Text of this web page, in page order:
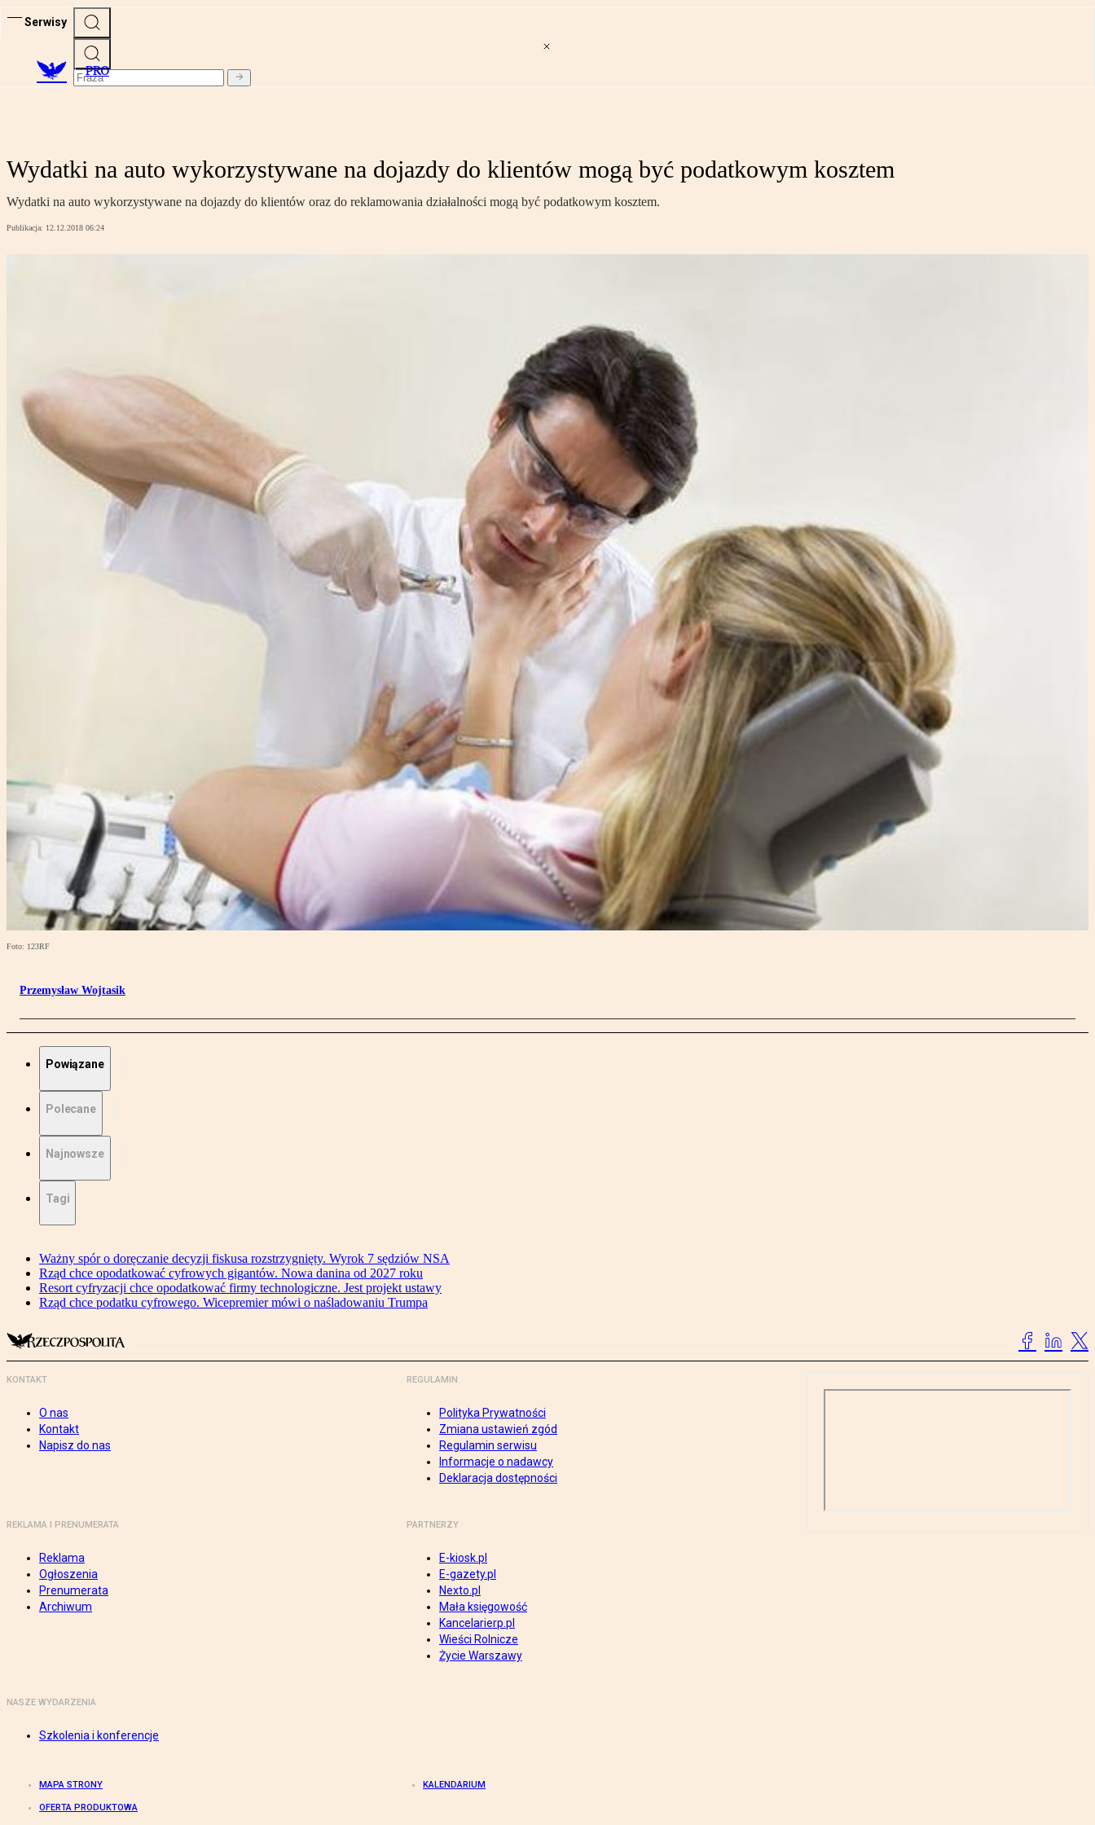
Serwisy
PRO
Wydatki na auto wykorzystywane na dojazdy do klientów mogą być podatkowym kosztem
Wydatki na auto wykorzystywane na dojazdy do klientów oraz do reklamowania działalności mogą być podatkowym kosztem.
Publikacja: 12.12.2018 06:24
Foto: 123RF
Przemysław Wojtasik
Powiązane
Polecane
Najnowsze
Tagi
Ważny spór o doręczanie decyzji fiskusa rozstrzygnięty. Wyrok 7 sędziów NSA
Rząd chce opodatkować cyfrowych gigantów. Nowa danina od 2027 roku
Resort cyfryzacji chce opodatkować firmy technologiczne. Jest projekt ustawy
Rząd chce podatku cyfrowego. Wicepremier mówi o naśladowaniu Trumpa
KONTAKT
O nas
Kontakt
Napisz do nas
REGULAMIN
Polityka Prywatności
Zmiana ustawień zgód
Regulamin serwisu
Informacje o nadawcy
Deklaracja dostępności
REKLAMA I PRENUMERATA
Reklama
Ogłoszenia
Prenumerata
Archiwum
PARTNERZY
E-kiosk.pl
E-gazety.pl
Nexto.pl
Mała księgowość
Kancelarierp.pl
Wieści Rolnicze
Życie Warszawy
NASZE WYDARZENIA
Szkolenia i konferencje
MAPA STRONY KALENDARIUM
OFERTA PRODUKTOWA